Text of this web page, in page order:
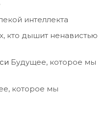
интеллекта
кто дышит ненавистью
Будущее, которое мы
которое мы